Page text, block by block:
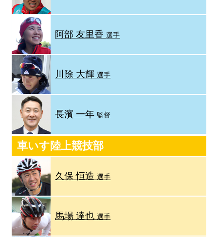
阿部 友里香選手
川除 大輝選手
長濱 一年 監督
車いす陸上競技部
久保 恒造選手
馬場 達也選手